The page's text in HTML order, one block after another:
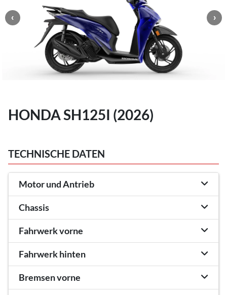
HONDA SH125I (2026)
TECHNISCHE DATEN
Motor und Antrieb
Chassis
Fahrwerk vorne
Fahrwerk hinten
Bremsen vorne